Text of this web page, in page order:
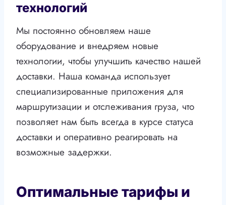
технологий
Мы постоянно обновляем наше
оборудование и внедряем новые
технологии, чтобы улучшить качество нашей
доставки. Наша команда использует
специализированные приложения для
маршрутизации и отслеживания груза, что
позволяет нам быть всегда в курсе статуса
доставки и оперативно реагировать на
возможные задержки.
Оптимальные тарифы и